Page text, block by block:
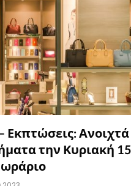
Εκπτώσεις:
την Κυριακή